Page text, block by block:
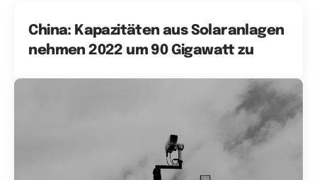
China: Kapazitäten aus Solaranlagen
nehmen 2022 um 90 Gigawatt zu